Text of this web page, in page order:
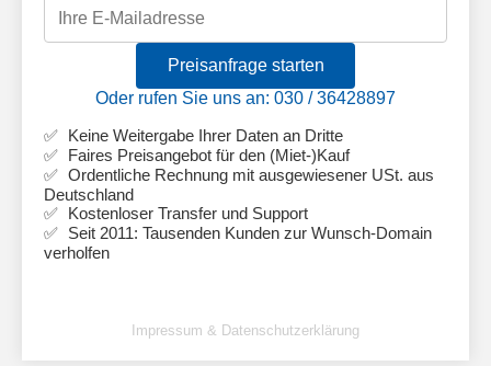
Preisanfrage starten
Oder rufen Sie uns an: 030 / 36428897
Keine Weitergabe Ihrer Daten an Dritte
Faires Preisangebot für den (Miet-)Kauf
Ordentliche Rechnung mit ausgewiesener USt. aus
Deutschland
Kostenloser Transfer und Support
Seit 2011: Tausenden Kunden zur Wunsch-Domain
verholfen
Impressum & Datenschutzerklärung